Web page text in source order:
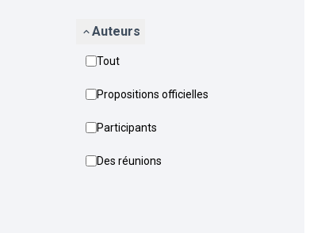
Auteurs
Tout
Propositions officielles
Participants
Des réunions